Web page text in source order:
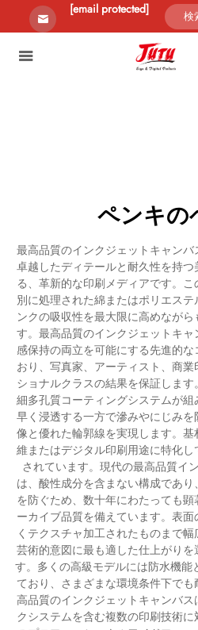
[email protected]
ペンキの
最高品質のインクジェットキャン
卓越したディテールと耐久性を持つ
る、革新的な印刷メディアです。
別に処理された綿またはポリエス
ンクの吸収性を最大限に高めなが
す。最高品質のインクジェットキ
感保持の両立を可能にする先進的
おり、写真家、アーティスト、商
ショナルクラスの結果を保証しま
細多孔質コーティングシステムが
早く浸透する一方で滲みやにじみ
像と優れた輪郭線を実現します。
維またはデジタル印刷用途に特化
されています。現代の最高品質イ
は、酸性成分を含まない構成であ
を防ぐため、数十年にわたっても
ーカイブ品質を備えています。表
くテクスチャ加工されたものまで
芸術的意図に最も適した仕上がり
す。多くの高級モデルには防水機能
ており、さまざまな環境条件下で
高品質のインクジェットキャンバ
クシステムを含む複数の印刷技術